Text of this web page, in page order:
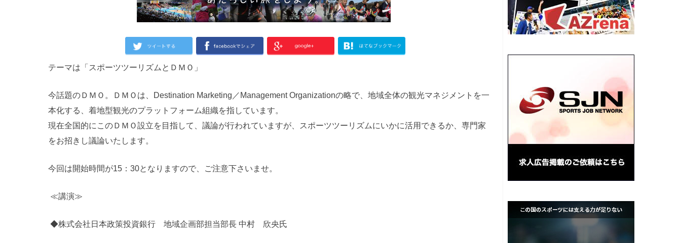
テーマは「スポーツツーリズムとＤＭＯ」
今話題のＤＭＯ。ＤＭＯは、Destination Marketing／Management Organizationの略で、地域全体の観光マネジメントを一
本化する、着地型観光のプラットフォーム組織を指しています。
現在全国的にこのＤＭＯ設立を目指して、議論が行われていますが、スポーツツーリズムにいかに活用できるか、専門家
をお招きし議論いたします。
今回は開始時間が15：30となりますので、ご注意下さいませ。
≪講演≫
◆株式会社日本政策投資銀行 地域企画部担当部長 中村 欣央氏